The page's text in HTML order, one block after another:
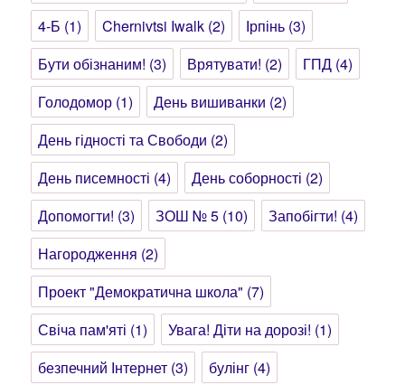
4-Б (1) Chernivtsi Iwalk (2) Ірпінь (3)
Бути обізнаним! (3) Врятувати! (2) ГПД (4)
Голодомор (1) День вишиванки (2)
День гідності та Свободи (2)
День писемності (4) День соборності (2)
Допомогти! (3) ЗОШ № 5 (10) Запобігти! (4)
Нагородження (2)
Проект "Демократична школа" (7)
Свіча пам'яті (1) Увага! Діти на дорозі! (1)
безпечний Інтернет (3) булінг (4)